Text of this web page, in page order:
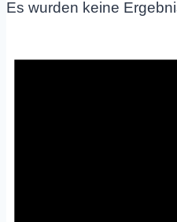
Es wurden keine